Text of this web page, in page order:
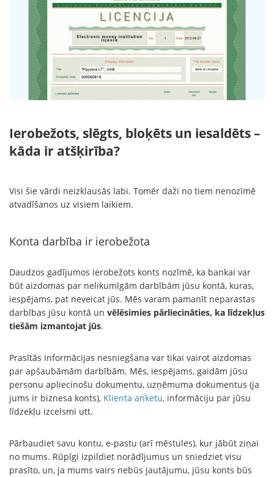
Ierobežots, slēgts, bloķēts un iesaldēts –
kāda ir atšķirība?
Visi šie vārdi neizklausās labi. Tomēr daži no tiem nenozīmē
atvadīšanos uz visiem laikiem.
Konta darbība ir ierobežota
Daudzos gadījumos ierobežots konts nozīmē, ka bankai var
būt aizdomas par nelikumīgām darbībām jūsu kontā, kuras,
iespējams, pat neveicat jūs. Mēs varam pamanīt neparastas
darbības jūsu kontā un vēlēsimies pārliecināties, ka līdzekļus
tiešām izmantojat jūs.
Prasītās informācijas nesniegšana var tikai vairot aizdomas
par apšaubāmām darbībām. Mēs, iespējams, gaidām jūsu
personu apliecinošu dokumentu, uzņēmuma dokumentus (ja
jums ir biznesa konts), Klienta anketu, informāciju par jūsu
līdzekļu izcelsmi utt.
Pārbaudiet savu kontu, e-pastu (arī mēstules), kur jābūt ziņai
no mums. Rūpīgi izpildiet norādījumus un sniedziet visu
prasīto, un, ja mums vairs nebūs jautājumu, jūsu konts būs